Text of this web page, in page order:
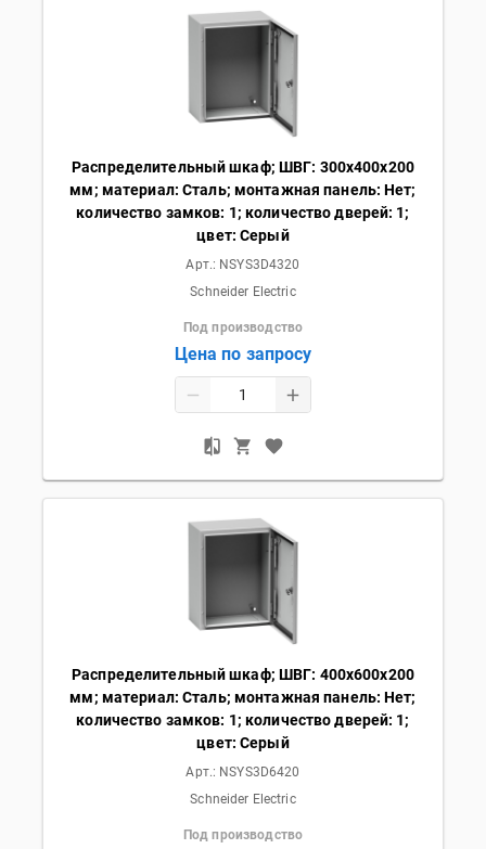
Распределительный шкаф; ШВГ: 300х400х200
мм; материал: Сталь; монтажная панель: Нет;
количество замков: 1; количество дверей: 1;
цвет: Серый
Арт.: NSYS3D4320
Schneider Electric
Под производство
Цена по запросу
Распределительный шкаф; ШВГ: 400х600х200
мм; материал: Сталь; монтажная панель: Нет;
количество замков: 1; количество дверей: 1;
цвет: Серый
Арт.: NSYS3D6420
Schneider Electric
Под производство